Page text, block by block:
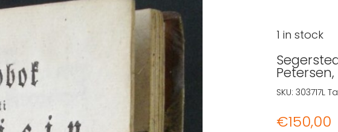
€150,00
1 in stock
SKU: 303717L